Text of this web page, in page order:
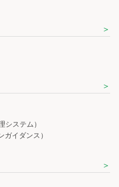
システム）
イダンス）